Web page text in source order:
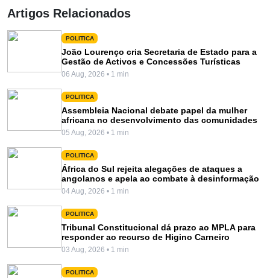
Artigos Relacionados
POLITICA
João Lourenço cria Secretaria de Estado para a
Gestão de Activos e Concessões Turísticas
06 Aug, 2026 • 1 min
POLITICA
Assembleia Nacional debate papel da mulher
africana no desenvolvimento das comunidades
05 Aug, 2026 • 1 min
POLITICA
África do Sul rejeita alegações de ataques a
angolanos e apela ao combate à desinformação
04 Aug, 2026 • 1 min
POLITICA
Tribunal Constitucional dá prazo ao MPLA para
responder ao recurso de Higino Carneiro
03 Aug, 2026 • 1 min
POLITICA